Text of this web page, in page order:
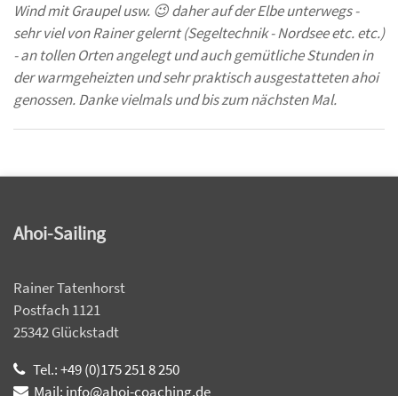
Wind mit Graupel usw. 😉 daher auf der Elbe unterwegs -
sehr viel von Rainer gelernt (Segeltechnik - Nordsee etc. etc.)
- an tollen Orten angelegt und auch gemütliche Stunden in
der warmgeheizten und sehr praktisch ausgestatteten ahoi
genossen. Danke vielmals und bis zum nächsten Mal.
Ahoi-Sailing
Rainer Tatenhorst
Postfach 1121
25342 Glückstadt
Tel.: +49 (0)175 251 8 250
Mail: info@ahoi-coaching.de